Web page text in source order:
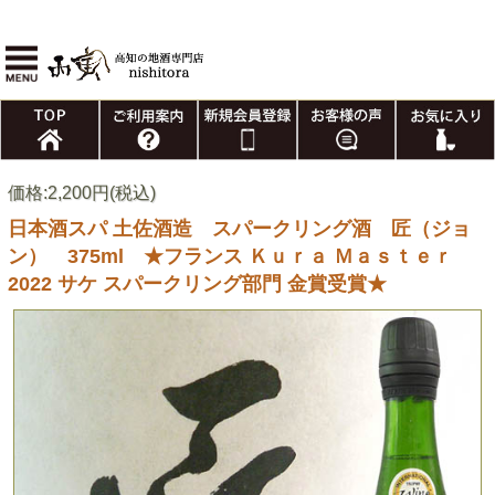
価格:2,200円(税込)
日本酒スパ 土佐酒造 スパークリング酒 匠（ジョ
ン） 375ml ★フランス Ｋｕｒａ Ｍａｓｔｅｒ
2022 サケ スパークリング部門 金賞受賞★